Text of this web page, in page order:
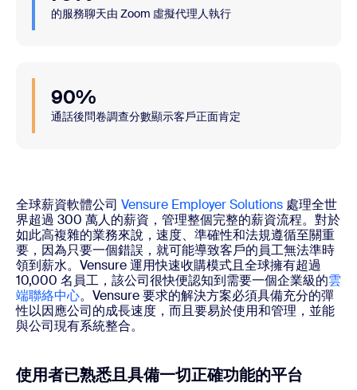
的服務聊天由 Zoom 虛擬代理人執行
90%
通話後問卷調查分數顯示客戶正面肯定
全球薪資軟體公司 Vensure Employer Solutions 處理全世
界超過 300 萬人的薪資，管理整個完整的薪資流程。對於
如此高複雜的業務來說，速度、準確性和法規遵循至關重
要，因為只要一個錯誤，就可能導致客戶的員工無法準時
領到薪水。Vensure 運用快速收購模式且全球擁有超過
10,000 名員工，該公司很快便認知到需要一個企業級的雲
端聯絡中心。Vensure 要求的解決方案必須具備充分的彈
性以因應公司的成長速度，而且要易於使用和管理，並能
與公司現有系統整合。
使用者已熟悉且具備一切正確功能的平台